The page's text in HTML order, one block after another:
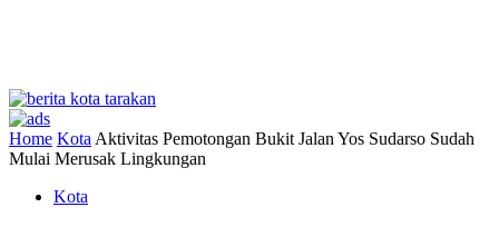
Home Kota Aktivitas Pemotongan Bukit Jalan Yos Sudarso Sudah
Mulai Merusak Lingkungan
Kota